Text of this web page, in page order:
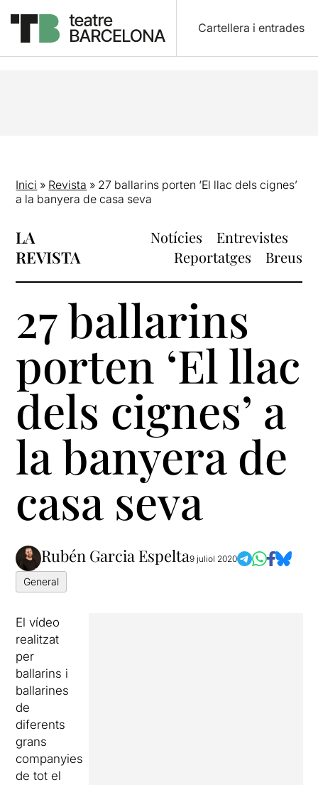
Cartellera i entrades
Inici » Revista » 27 ballarins porten ‘El llac dels cignes’
a la banyera de casa seva
LA
REVISTA
Notícies
Entrevistes
Reportatges
Breus
27 ballarins
porten ‘El llac
dels cignes’ a
la banyera de
casa seva
Rubén Garcia Espelta9 juliol 2020
General
El vídeo
realitzat
per
ballarins i
ballarines
de
diferents
grans
companyies
de tot el